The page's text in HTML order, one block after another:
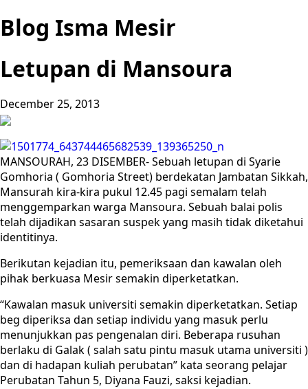
Blog Isma Mesir
Letupan di Mansoura
December 25, 2013
MANSOURAH, 23 DISEMBER- Sebuah letupan di Syarie
Gomhoria ( Gomhoria Street) berdekatan Jambatan Sikkah,
Mansurah kira-kira pukul 12.45 pagi semalam telah
menggemparkan warga Mansoura. Sebuah balai polis
telah dijadikan sasaran suspek yang masih tidak diketahui
identitinya.
Berikutan kejadian itu, pemeriksaan dan kawalan oleh
pihak berkuasa Mesir semakin diperketatkan.
“Kawalan masuk universiti semakin diperketatkan. Setiap
beg diperiksa dan setiap individu yang masuk perlu
menunjukkan pas pengenalan diri. Beberapa rusuhan
berlaku di Galak ( salah satu pintu masuk utama universiti )
dan di hadapan kuliah perubatan” kata seorang pelajar
Perubatan Tahun 5, Diyana Fauzi, saksi kejadian.